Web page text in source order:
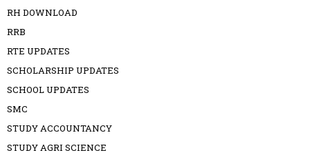
RH DOWNLOAD
RRB
RTE UPDATES
SCHOLARSHIP UPDATES
SCHOOL UPDATES
SMC
STUDY ACCOUNTANCY
STUDY AGRI SCIENCE